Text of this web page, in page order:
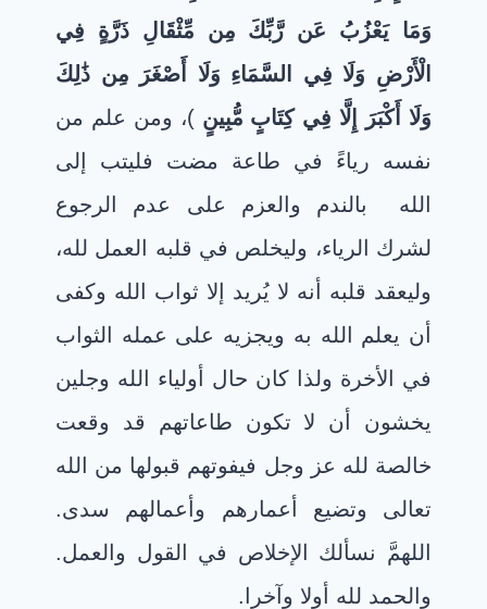
وَمَا يَعْزُبُ عَن رَّبِّكَ مِن مِّثْقَالِ ذَرَّةٍ فِي
الْأَرْضِ وَلَا فِي السَّمَاءِ وَلَا أَصْغَرَ مِن ذَٰلِكَ
وَلَا أَكْبَرَ إِلَّا فِي كِتَابٍ مُّبِينٍ )، ومن علم من
نفسه رياءً في طاعة مضت فليتب إلى
الله
بالندم والعزم على عدم الرجوع
لشرك
الرياء، وليخلص في قلبه العمل لله،
وليعقد قلبه أنه لا يُريد إلا ثواب الله وكفى
أن يعلم الله به ويجزيه على عمله الثواب
في الأخرة ولذا كان حال أولياء الله وجلين
يخشون أن لا تكون طاعاتهم قد وقعت
خالصة لله عز وجل فيفوتهم قبولها من الله
تعالى وتضيع أعمارهم وأعمالهم سدى.
اللهمَّ نسألك الإخلاص في القول والعمل.
والحمد لله أولا وآخرا.